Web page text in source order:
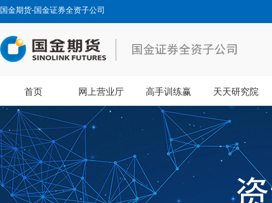
国金期货-国金证券全资子公司
首页 网上营业厅 高手训练赢 天天研究院